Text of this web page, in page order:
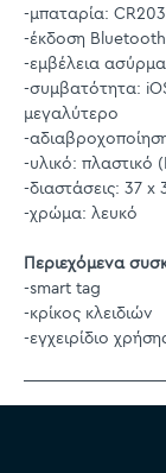
-μπαταρία:
-έκδοση
-εμβέλεια
-συμβατότητα:
μεγαλύτερο
-
-υλικό: πλαστικό
-διαστάσεις: 37 x
-χρώμα: λευκό
Περιεχόμενα
-smart tag
-κρίκος κλειδιών
-εγχειρίδιο